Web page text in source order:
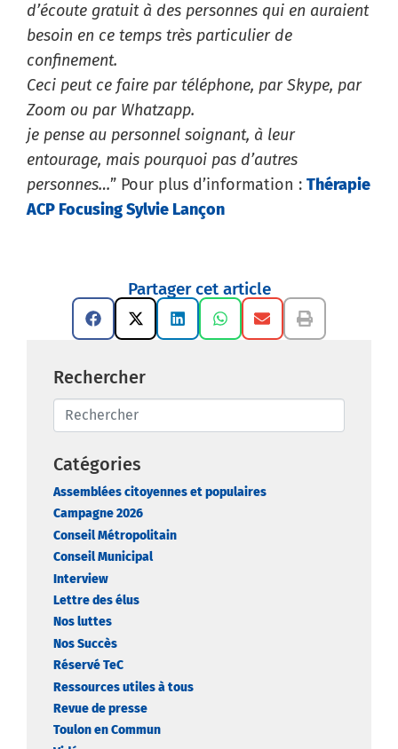
d’écoute gratuit à des personnes qui en auraient
besoin en ce temps très particulier de
confinement.
Ceci peut ce faire par téléphone, par Skype, par
Zoom ou par Whatzapp.
je pense au personnel soignant, à leur
entourage, mais pourquoi pas d’autres
personnes…” Pour plus d’information : Thérapie
ACP Focusing Sylvie Lançon
Partager cet article
Rechercher
Catégories
Assemblées citoyennes et populaires
Campagne 2026
Conseil Métropolitain
Conseil Municipal
Interview
Lettre des élus
Nos luttes
Nos Succès
Réservé TeC
Ressources utiles à tous
Revue de presse
Toulon en Commun